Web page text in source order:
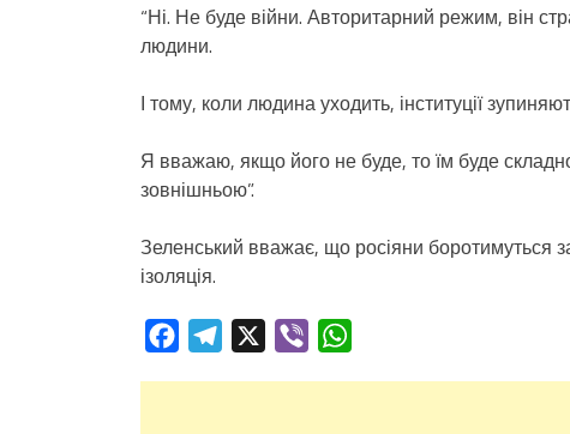
“Ні. Не буде війни. Авторитарний режим, він
людини.
І тому, коли людина уходить, інституції
Я вважаю, якщо його не буде, то їм буде
зовнішньою”.
Зеленський вважає, що росіяни боротимуться
ізоляція.
FacebookTelegram Viber